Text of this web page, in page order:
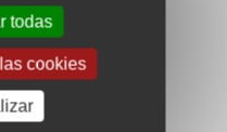
todas
cookies